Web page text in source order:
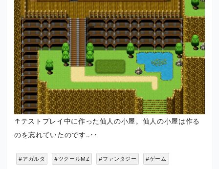
↑テストプレイ中に作った仙人の小屋。仙人の小屋は作る
のを忘れていたのです‥･･
#アガルタ #ツクールMZ #ファンタジー #ゲーム